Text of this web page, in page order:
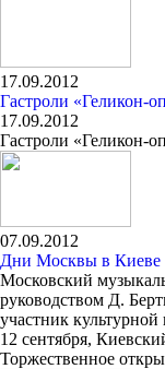
17.09.2012
Гастроли «Геликон-
17.09.2012
Гастроли «Геликон-
07.09.2012
Дни Москвы в Киеве
Московский
руководством Д.
участник
12 сентября,
Торжественное